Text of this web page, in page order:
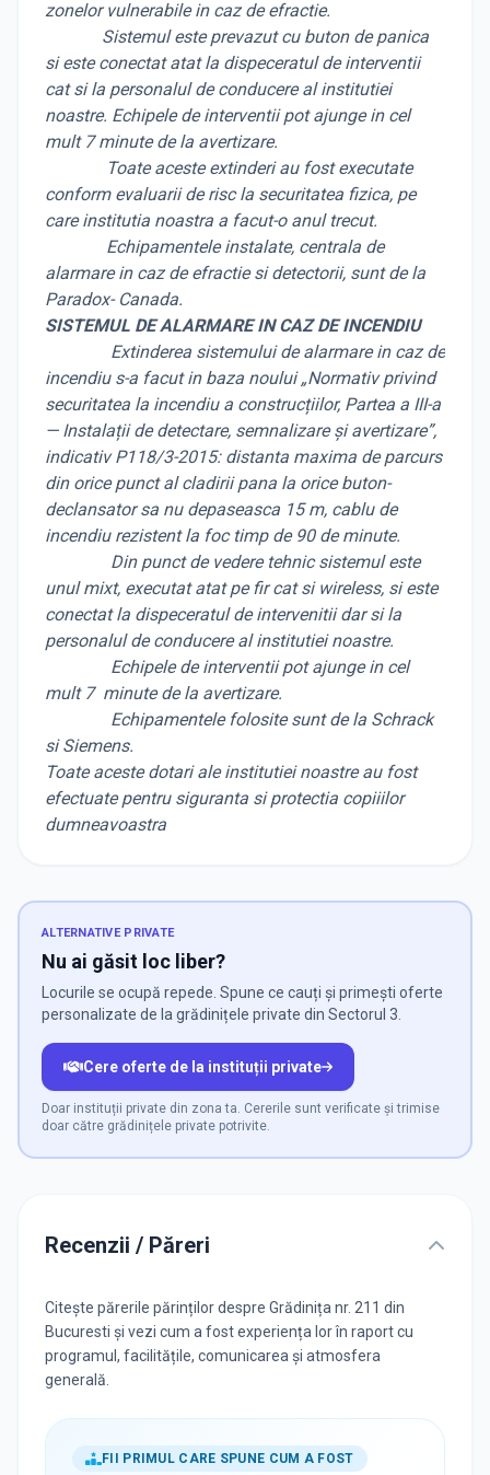
zonelor vulnerabile in caz de efractie.
Sistemul este prevazut cu buton de panica
si este conectat atat la dispeceratul de interventii
cat si la personalul de conducere al institutiei
noastre. Echipele de interventii pot ajunge in cel
mult 7 minute de la avertizare.
Toate aceste extinderi au fost executate
conform evaluarii de risc la securitatea fizica, pe
care institutia noastra a facut-o anul trecut.
Echipamentele instalate, centrala de
alarmare in caz de efractie si detectorii, sunt de la
Paradox- Canada.
SISTEMUL DE ALARMARE IN CAZ DE INCENDIU
Extinderea sistemului de alarmare in caz de
incendiu s-a facut in baza noului „Normativ privind
securitatea la incendiu a construcțiilor, Partea a III-a
— Instalații de detectare, semnalizare și avertizare”,
indicativ P118/3-2015: distanta maxima de parcurs
din orice punct al cladirii pana la orice buton-
declansator sa nu depaseasca 15 m, cablu de
incendiu rezistent la foc timp de 90 de minute.
Din punct de vedere tehnic sistemul este
unul mixt, executat atat pe fir cat si wireless, si este
conectat la dispeceratul de intervenitii dar si la
personalul de conducere al institutiei noastre.
Echipele de interventii pot ajunge in cel
mult 7 minute de la avertizare.
Echipamentele folosite sunt de la Schrack
si Siemens.
Toate aceste dotari ale institutiei noastre au fost
efectuate pentru siguranta si protectia copiiilor
dumneavoastra
ALTERNATIVE PRIVATE
Nu ai găsit loc liber?
Locurile se ocupă repede. Spune ce cauți și primești oferte
personalizate de la grădinițele private din Sectorul 3.
Cere oferte de la instituții private
Doar instituții private din zona ta. Cererile sunt verificate și trimise
doar către grădinițele private potrivite.
Recenzii / Păreri
Citește părerile părinților despre Grădinița nr. 211 din
Bucuresti și vezi cum a fost experiența lor în raport cu
programul, facilitățile, comunicarea și atmosfera
generală.
FII PRIMUL CARE SPUNE CUM A FOST